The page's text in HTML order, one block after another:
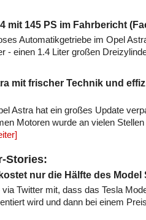
mit 145 PS im Fahrbericht
Automatikgetriebe im Opel
- einen 1.4 Liter großen
mit frischer Technik und
Astra hat ein großes Update
Motoren wurde an vielen Stellen
Stories:
nur die Hälfte des Model
Twitter mit, dass das Tesla
wird und dann bei einem